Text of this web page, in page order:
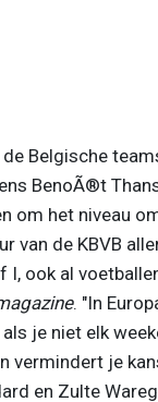
Belgische
BenoÃ®t
om het niveau
van de KBVB
I, ook al
. "In
je niet elk
vermindert je
en Zulte